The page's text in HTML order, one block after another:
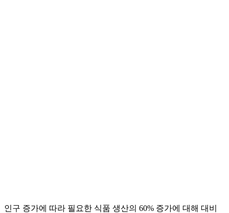
인구 증가에 따라 필요한 식품 생산의 60% 증가에 대해 대비